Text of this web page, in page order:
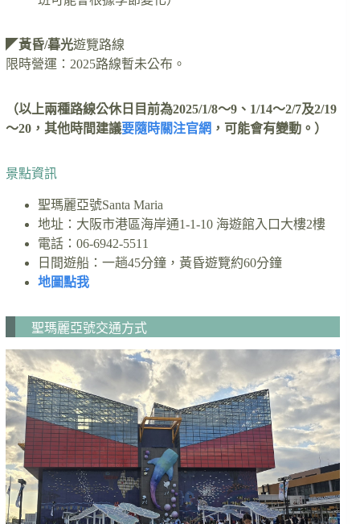
◤黃昏/暮光遊覽路線
限時營運：2025路線暫未公布。
（以上兩種路線公休日目前為2025/1/8～9、1/14～2/7及2/19
～20，其他時間建議要隨時關注官網 ，可能會有變動。）
景點資訊
聖瑪麗亞號Santa Maria
地址：大阪市港區海岸通1-1-10 海遊館入口大樓2樓
電話：06-6942-5511
日間遊船：一趟45分鐘，黃昏遊覽約60分鐘
地圖點我
聖瑪麗亞號交通方式